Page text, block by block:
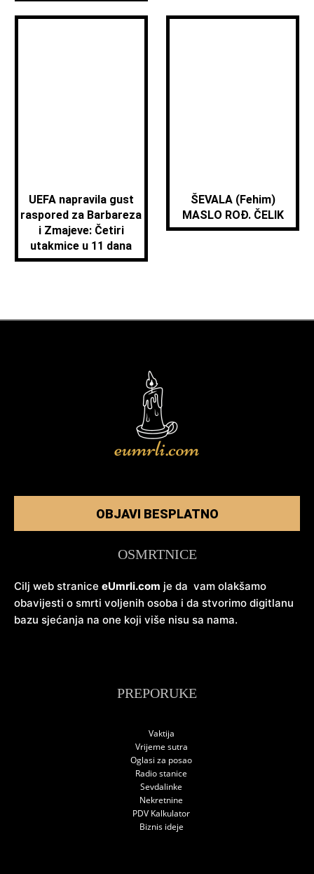
UEFA napravila gust
raspored za Barbareza
i Zmajeve: Četiri
utakmice u 11 dana
ŠEVALA (Fehim)
MASLO ROĐ. ČELIK
OBJAVI BESPLATNO
OSMRTNICE
Cilj web stranice eUmrli.com je da vam olakšamo
obavijesti o smrti voljenih osoba i da stvorimo digitlanu
bazu sjećanja na one koji više nisu sa nama.
PREPORUKE
Vaktija
Vrijeme sutra
Oglasi za posao
Radio stanice
Sevdalinke
Nekretnine
PDV Kalkulator
Biznis ideje